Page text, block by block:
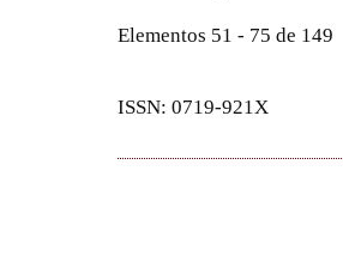
Elementos 51 - 75 de 149
ISSN: 0719-921X